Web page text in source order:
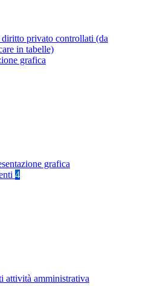
privato controllati (da
in tabelle)
grafica
grafica
4
attività amministrativa